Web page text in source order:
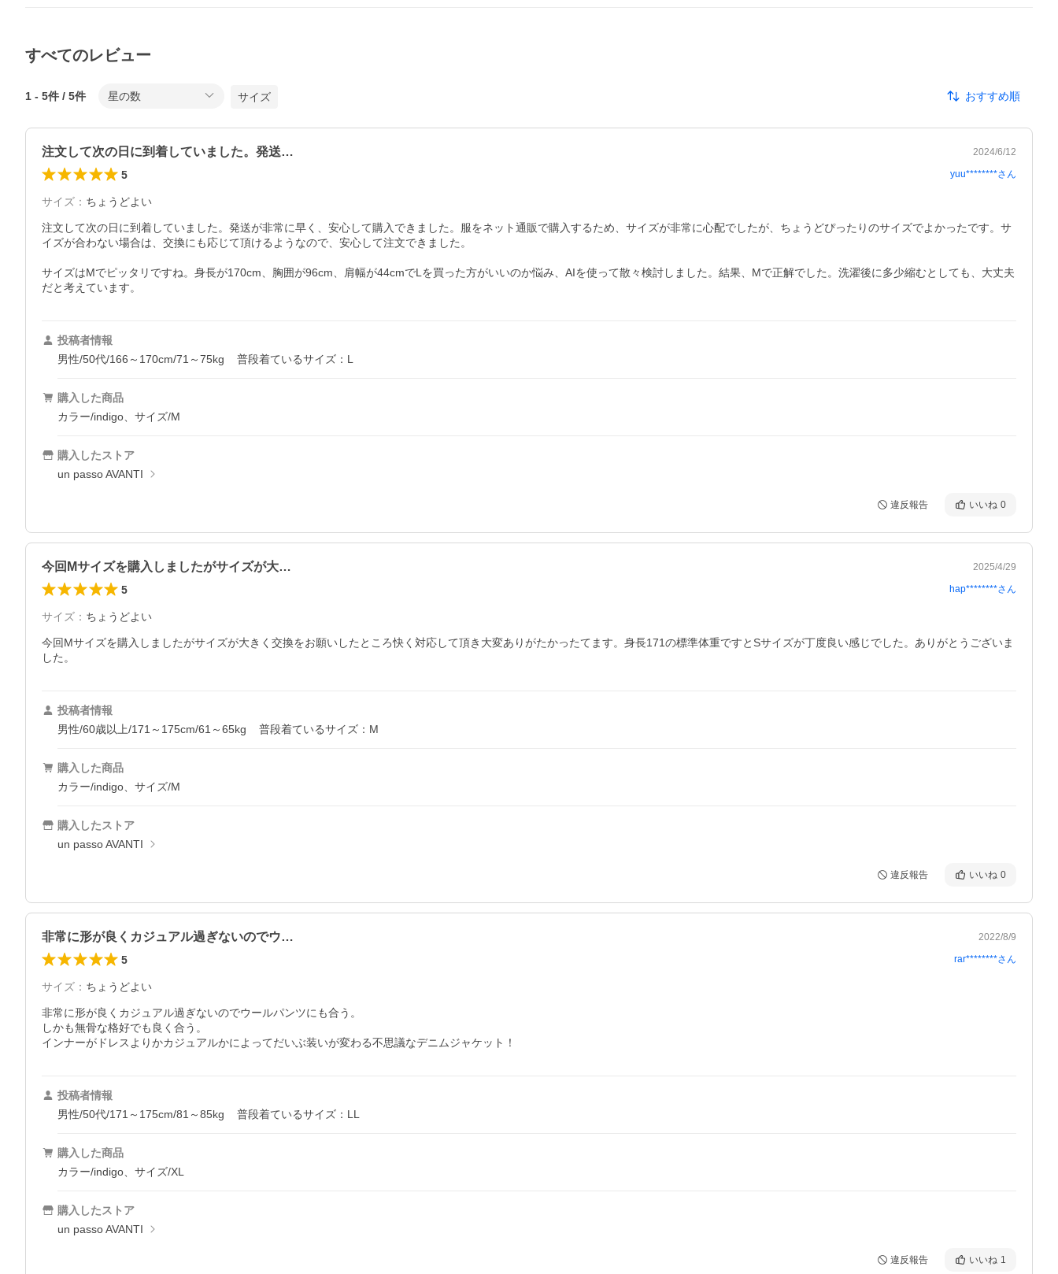
すべてのレビュー
1 - 5件 / 5件 星の数 サイズ おすすめ順
注文して次の日に到着していました。発送… 2024/6/12
5 yuu********さん
サイズ ： ちょうどよい
注文して次の日に到着していました。発送が非常に早く、安心して購入できました。服をネット通販で購入するため、サイズが非常に心配でしたが、ちょうどぴったりのサイズでよかったです。サ
イズが合わない場合は、交換にも応じて頂けるようなので、安心して注文できました。
サイズはMでピッタリですね。身長が170cm、胸囲が96cm、肩幅が44cmでLを買った方がいいのか悩み、AIを使って散々検討しました。結果、Mで正解でした。洗濯後に多少縮むとしても、大丈夫
だと考えています。
投稿者情報
男性/50代/166～170cm/71～75kg
普段着ているサイズ：L
購入した商品
カラー/indigo、サイズ/M
購入したストア
un passo AVANTI
違反報告 いいね 0
今回Mサイズを購入しましたがサイズが大… 2025/4/29
5 hap********さん
サイズ ： ちょうどよい
今回Mサイズを購入しましたがサイズが大きく交換をお願いしたところ快く対応して頂き大変ありがたかったてます。身長171の標準体重ですとSサイズが丁度良い感じでした。ありがとうございま
した。
投稿者情報
男性/60歳以上/171～175cm/61～65kg
普段着ているサイズ：M
購入した商品
カラー/indigo、サイズ/M
購入したストア
un passo AVANTI
違反報告 いいね 0
非常に形が良くカジュアル過ぎないのでウ… 2022/8/9
5 rar********さん
サイズ ： ちょうどよい
非常に形が良くカジュアル過ぎないのでウールパンツにも合う。
しかも無骨な格好でも良く合う。
インナーがドレスよりかカジュアルかによってだいぶ装いが変わる不思議なデニムジャケット！
投稿者情報
男性/50代/171～175cm/81～85kg
普段着ているサイズ：LL
購入した商品
カラー/indigo、サイズ/XL
購入したストア
un passo AVANTI
違反報告 いいね 1